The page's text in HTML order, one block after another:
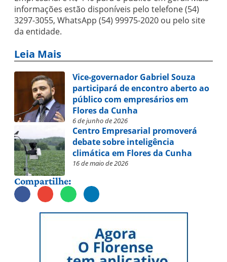
informações estão disponíveis pelo telefone (54)
3297-3055, WhatsApp (54) 99975-2020 ou pelo site
da entidade.
Leia Mais
Vice-governador Gabriel Souza
participará de encontro aberto ao
público com empresários em
Flores da Cunha
6 de junho de 2026
Centro Empresarial promoverá
debate sobre inteligência
climática em Flores da Cunha
16 de maio de 2026
Compartilhe: